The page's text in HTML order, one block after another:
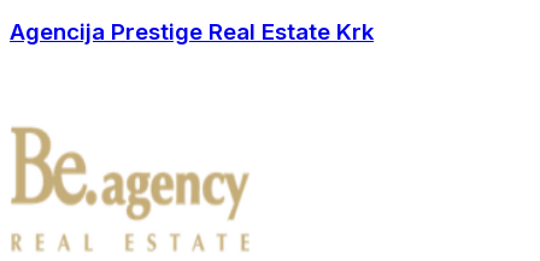
Agencija Prestige Real Estate Krk